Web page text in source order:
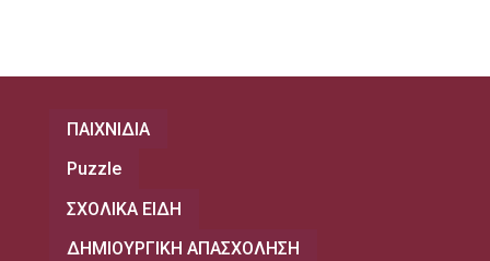
ΠΑΙΧΝΙΔΙΑ
Puzzle
ΣΧΟΛΙΚΑ ΕΙΔΗ
ΔΗΜΙΟΥΡΓΙΚΗ ΑΠΑΣΧΟΛΗΣΗ